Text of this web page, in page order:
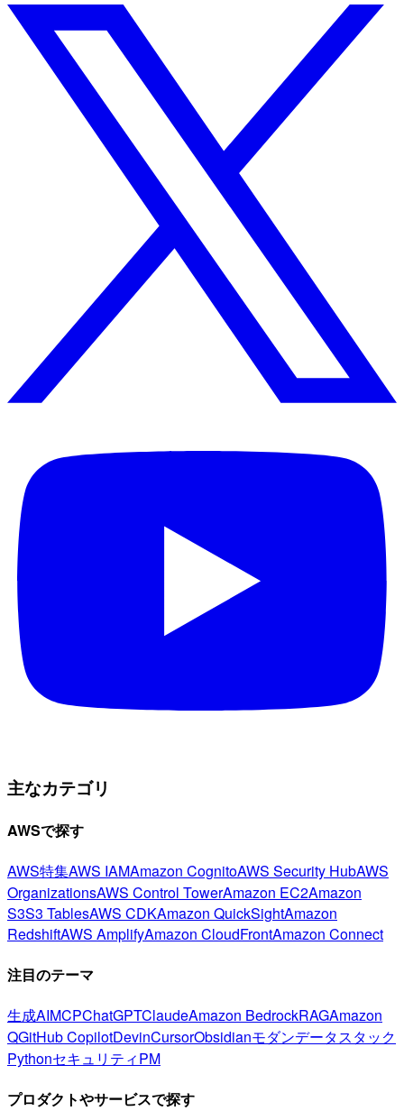
主なカテゴリ
AWSで探す
AWS特集AWS IAMAmazon CognitoAWS Security HubAWS
OrganizationsAWS Control TowerAmazon EC2Amazon
S3S3 TablesAWS CDKAmazon QuickSightAmazon
RedshiftAWS AmplifyAmazon CloudFrontAmazon Connect
注目のテーマ
生成AIMCPChatGPTClaudeAmazon BedrockRAGAmazon
QGitHub CopilotDevinCursorObsidianモダンデータスタック
PythonセキュリティPM
プロダクトやサービスで探す